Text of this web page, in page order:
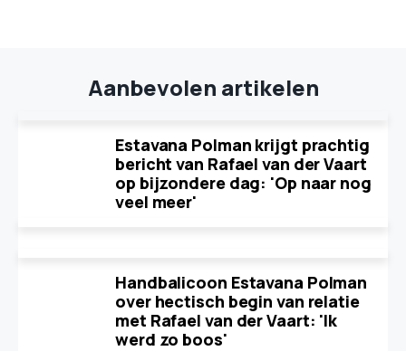
Aanbevolen artikelen
Estavana Polman krijgt prachtig
bericht van Rafael van der Vaart
op bijzondere dag: 'Op naar nog
veel meer'
Handbalicoon Estavana Polman
over hectisch begin van relatie
met Rafael van der Vaart: 'Ik
werd zo boos'